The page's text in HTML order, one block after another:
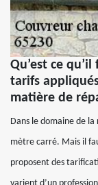
Qu’est ce
tarifs
matière de
Dans le domaine de
mètre carré. Mais il
proposent des